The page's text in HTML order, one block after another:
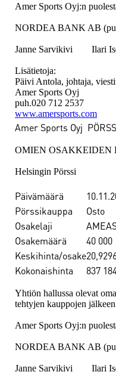
Amer Sports Oyj:n
NORDEA BANK AB
Janne Sarvikivi Ilari
Lisätietoja:
Päivi Antola, johtaja,
Amer Sports Oyj
puh.020 712 2537
www.amersports.com
Amer Sports Oyj
OMIEN OSAKKEIDEN
Helsingin Pörssi
Päivämäärä
Pörssikauppa
Osto
Osakelaji
Osakemäärä
40 000
Keskihinta/osake
Kokonaishinta
837
Yhtiön hallussa olevat
tehtyjen kauppojen
Amer Sports Oyj:n
NORDEA BANK AB
Janne Sarvikivi Ilari